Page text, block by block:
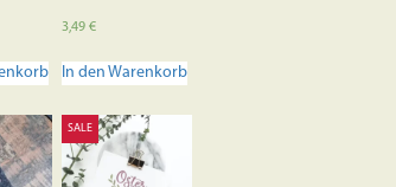
3,49€
In den Warenkorb
SALE